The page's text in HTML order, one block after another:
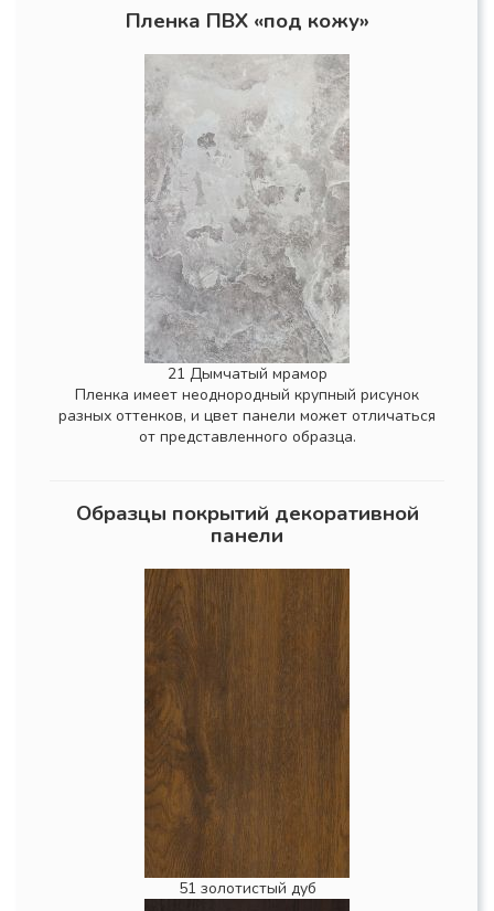
Пленка ПВХ «под кожу»
21 Дымчатый мрамор
Пленка имеет неоднородный крупный рисунок
разных оттенков, и цвет панели может отличаться
от представленного образца.
Образцы покрытий декоративной
панели
51 золотистый дуб